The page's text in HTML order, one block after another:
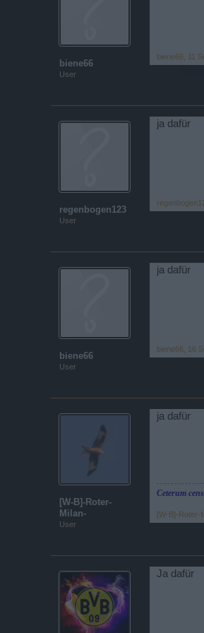
biene66
User
biene66 11
regenbogen123
User
ja dafür
biene66
User
ja dafür
biene66 16
[W-B]-Roter-
Milan-
User
ja dafür
Ceterum
[W-B]-Roter-
Ja dafür